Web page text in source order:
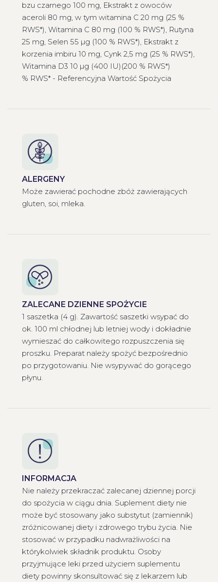
bzu czarnego 100 mg, Ekstrakt z owoców
aceroli 80 mg, w tym witamina C 20 mg (25 %
RWS*), Witamina C 80 mg (100 % RWS*), Rutyna
25 mg, Selen 55 µg (100 % RWS*), Ekstrakt z
korzenia imbiru 10 mg, Cynk 2,5 mg (25 % RWS*),
Witamina D3 10 µg (400 IU)(200 % RWS*)
% RWS* - Referencyjna Wartość Spożycia
ALERGENY
Może zawierać pochodne zbóż zawierających
gluten, soi, mleka.
ZALECANE DZIENNE SPOŻYCIE
1 saszetka (4 g). Zawartość saszetki wsypać do
ok. 100 ml chłodnej lub letniej wody i dokładnie
wymieszać do całkowitego rozpuszczenia się
proszku. Preparat należy spożyć bezpośrednio
po przygotowaniu. Nie wsypywać do gorącego
płynu.
INFORMACJA
Nie należy przekraczać zalecanej dziennej porcji
do spożycia w ciągu dnia. Suplement diety nie
może być stosowany jako substytut (zamiennik)
zróżnicowanej diety i zdrowego trybu życia. Nie
stosować w przypadku nadwrażliwości na
którykolwiek składnik produktu. Osoby
przyjmujące leki przed użyciem suplementu
diety powinny skonsultować się z lekarzem lub